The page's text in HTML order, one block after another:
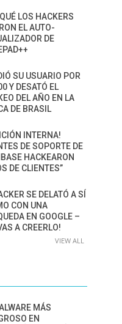
LOS HACKERS
EL AUTO-
DE
SU USUARIO POR
Y DESATÓ EL
DEL AÑO EN LA
DE BRASIL
INTERNA!
DE SOPORTE DE
HACKEARON
DE CLIENTES”
SE DELATÓ A SÍ
CON UNA
EN GOOGLE –
A CREERLO!
VIEW ALL
MÁS
EN